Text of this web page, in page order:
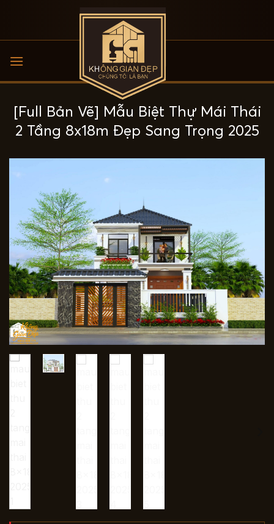
[Full Bản Vẽ] Mẫu Biệt Thự Mái Thái
2 Tầng 8x18m Đẹp Sang Trọng 2025